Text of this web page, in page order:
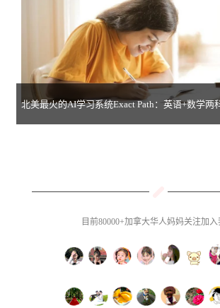
北美最火的AI学习系统Exact Path：英语+数学两
目前80000+加拿大华人妈妈关注加入